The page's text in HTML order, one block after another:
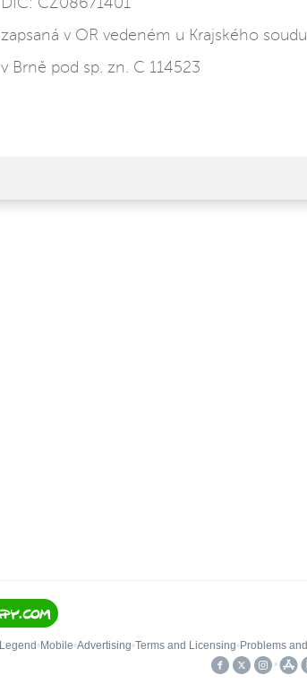
DIČ: CZ08671401
zapsaná v OR vedeném u Krajského soudu
v Brně pod sp. zn. C 114523